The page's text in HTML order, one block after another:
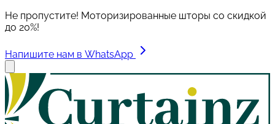
Не пропустите! Моторизированные шторы со скидкой
до 20%!
Напишите нам в WhatsApp